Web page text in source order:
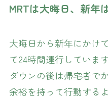
MRTは大晦日、新年
大晦日から新年にかけ
て24時間運行していま
ダウンの後は帰宅者で
余裕を持って行動する